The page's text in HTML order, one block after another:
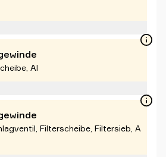
Al
Filterscheibe, Filtersieb, A